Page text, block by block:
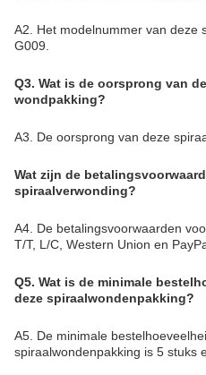
A2. Het modelnummer van deze
G009.
Q3. Wat is de oorsprong van
wondpakking?
A3. De oorsprong van deze
Wat zijn de
spiraalverwonding?
A4. De betalingsvoorwaarden
T/T, L/C, Western Union en
Q5. Wat is de minimale
deze spiraalwondenpakking?
A5. De minimale
spiraalwondenpakking is 5 stuks